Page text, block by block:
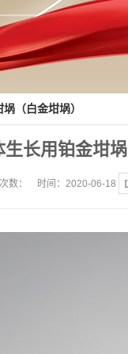
（白金坩埚）
生长用铂金坩
数： 时间：2020-06-18